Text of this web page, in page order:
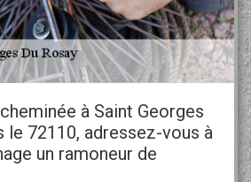
à Saint Georges
le 72110, adressez-vous à
un ramoneur de